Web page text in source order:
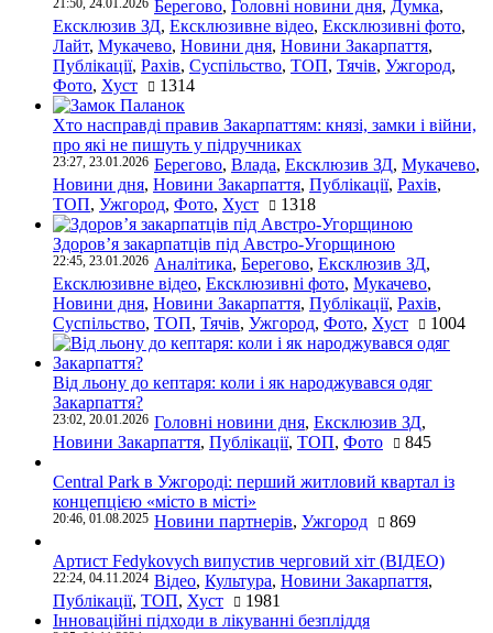
21:50, 24.01.2026 Берегово, Головні новини дня, Думка,
Ексклюзив ЗД, Ексклюзивне відео, Ексклюзивні фото,
Лайт, Мукачево, Новини дня, Новини Закарпаття,
Публікації, Рахів, Суспільство, ТОП, Тячів, Ужгород,
Фото, Хуст 1314
Хто насправді правив Закарпаттям: князі, замки і війни,
про які не пишуть у підручниках
23:27, 23.01.2026 Берегово, Влада, Ексклюзив ЗД, Мукачево,
Новини дня, Новини Закарпаття, Публікації, Рахів,
ТОП, Ужгород, Фото, Хуст 1318
Здоров’я закарпатців під Австро-Угорщиною
22:45, 23.01.2026 Аналітика, Берегово, Ексклюзив ЗД,
Ексклюзивне відео, Ексклюзивні фото, Мукачево,
Новини дня, Новини Закарпаття, Публікації, Рахів,
Суспільство, ТОП, Тячів, Ужгород, Фото, Хуст 1004
Від льону до кептаря: коли і як народжувався одяг
Закарпаття?
23:02, 20.01.2026 Головні новини дня, Ексклюзив ЗД,
Новини Закарпаття, Публікації, ТОП, Фото 845
Central Park в Ужгороді: перший житловий квартал із
концепцією «місто в місті»
20:46, 01.08.2025 Новини партнерів, Ужгород 869
Артист Fedykovych випустив черговий хіт (ВІДЕО)
22:24, 04.11.2024 Відео, Культура, Новини Закарпаття,
Публікації, ТОП, Хуст
1981
Інноваційні підходи в лікуванні безпліддя